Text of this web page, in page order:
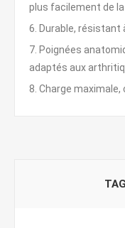
plus facilement de
6. Durable, résistant
7. Poignées
adaptés aux
8. Charge